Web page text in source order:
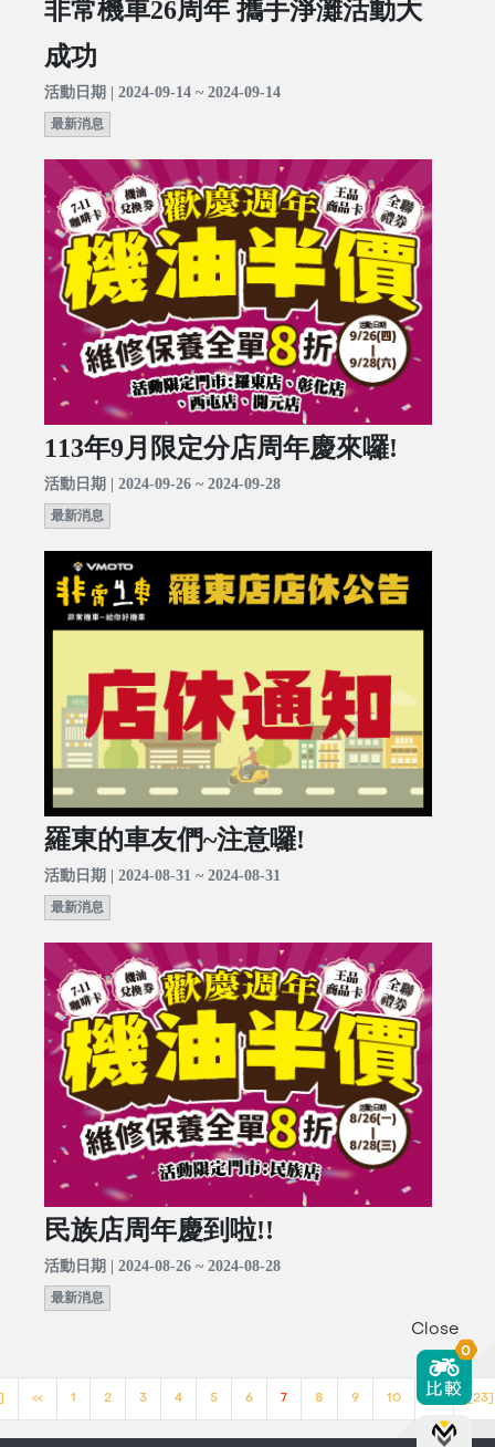
非常機車26周年 攜手淨灘活動大
成功
活動日期 | 2024-09-14 ~ 2024-09-14
最新消息
113年9月限定分店周年慶來囉!
活動日期 | 2024-09-26 ~ 2024-09-28
最新消息
羅東的車友們~注意囉!
活動日期 | 2024-08-31 ~ 2024-08-31
最新消息
民族店周年慶到啦!!
活動日期 | 2024-08-26 ~ 2024-08-28
最新消息
<< 1 2 3 4 5 6 7 8 9 10 >> [23]
Close
0